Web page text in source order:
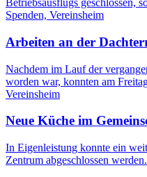
Betriebsausflugs geschlossen,
Spenden, Vereinsheim
Arbeiten an der
Nachdem im Lauf der
worden war, konnten am
Vereinsheim
Neue Küche im
In Eigenleistung konnte ein
Zentrum abgeschlossen